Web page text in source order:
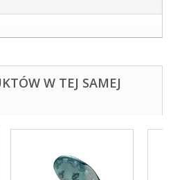
W TEJ SAMEJ